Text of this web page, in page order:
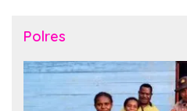
Polres